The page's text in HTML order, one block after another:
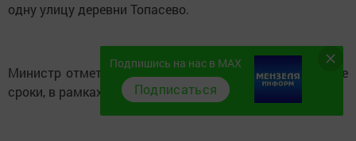
одну улицу деревни Топасево.
Министр отметил, что дорога построена в кратчайшие
сроки, в рамках федерально-целевой программы.
Подпишись на нас в MAX
Подписаться